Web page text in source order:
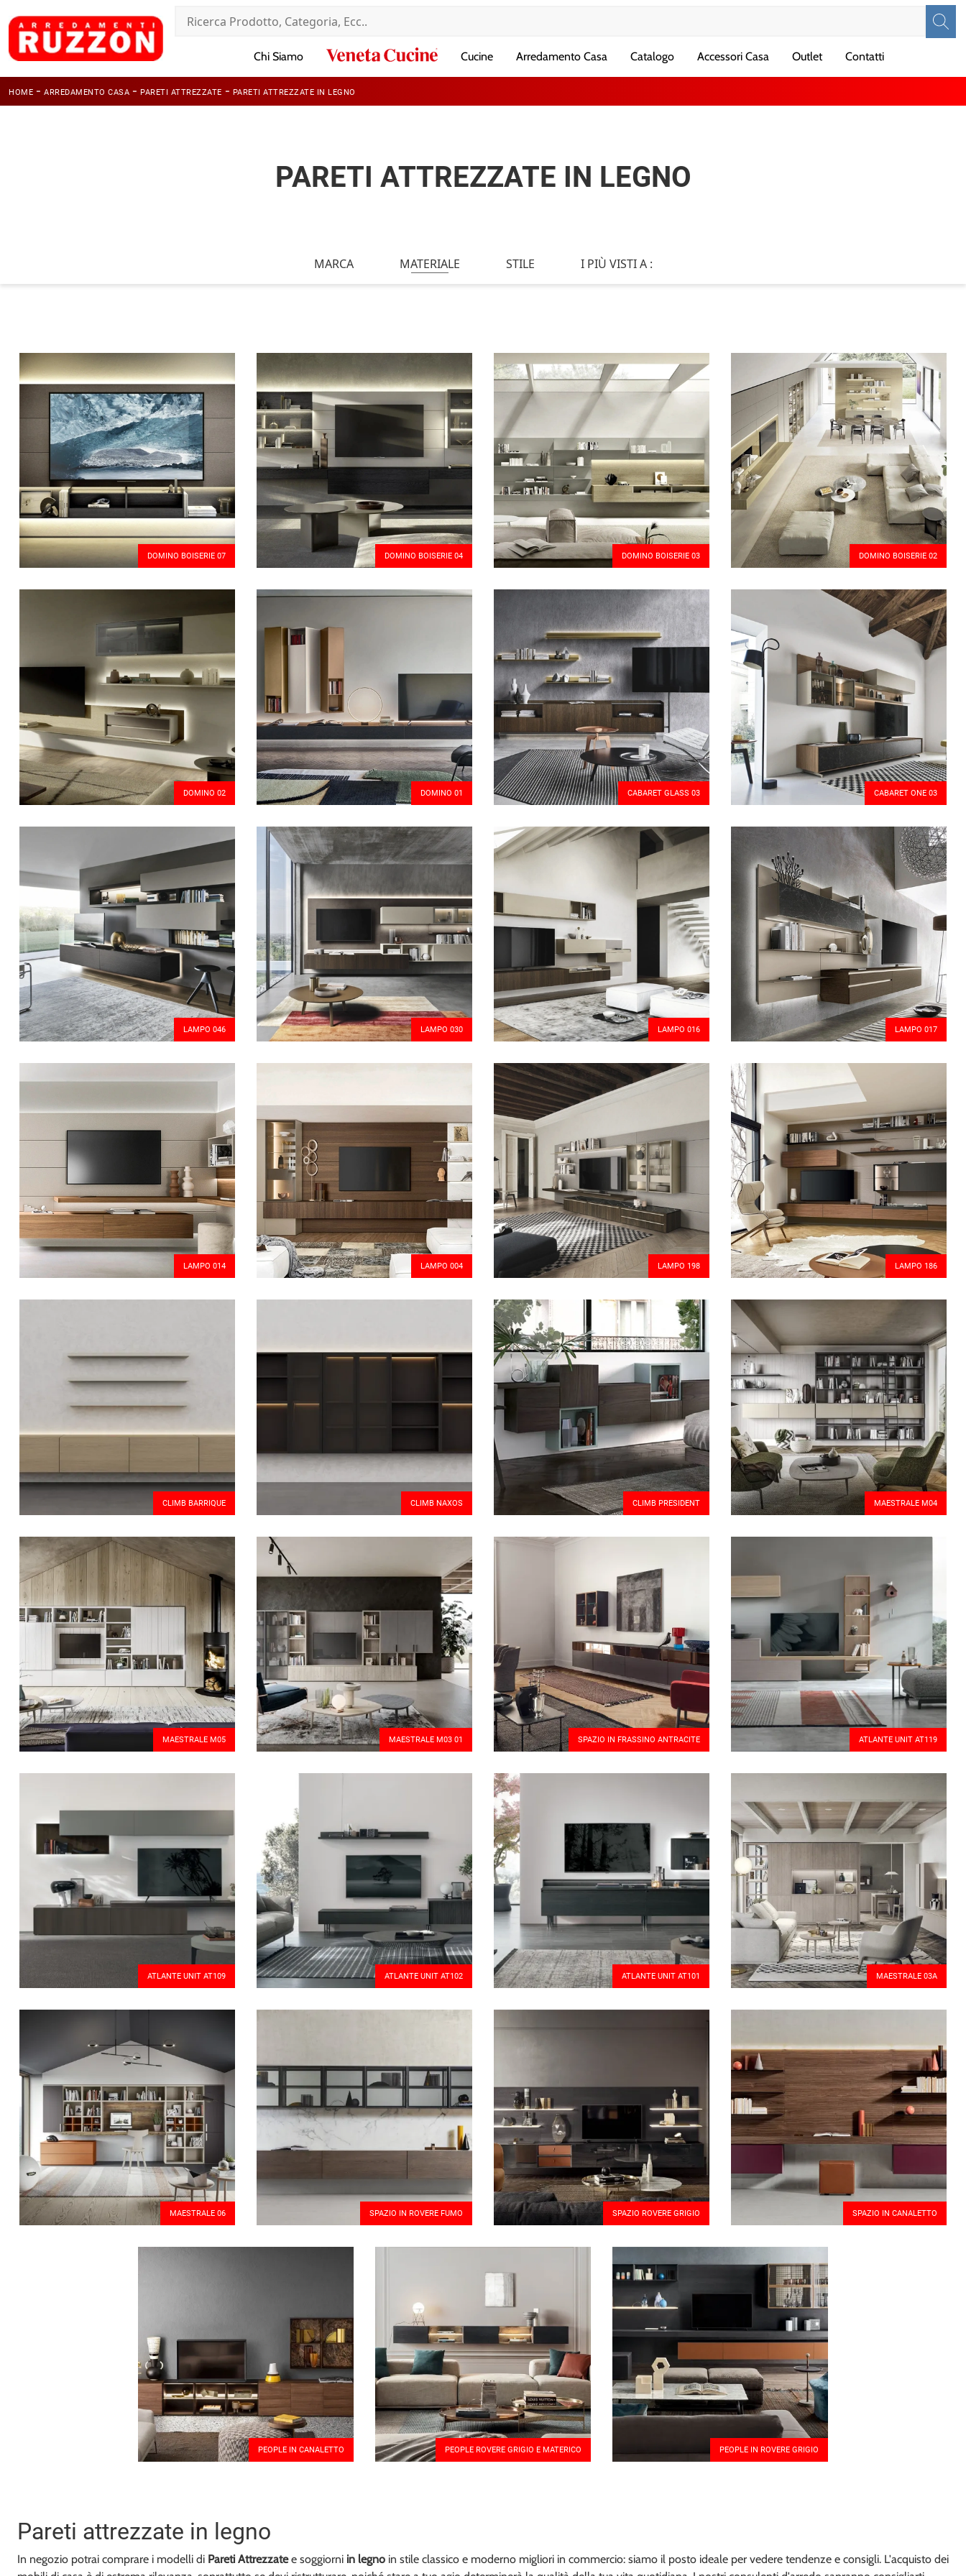
Chi Siamo
VenetaCucine Arredamento Casa Catalogo Accessori Casa Outlet Contatti
HOME - ARREDAMENTO CASA - PARETI ATTREZZATE - PARETI ATTREZZATE IN LEGNO
PARETI ATTREZZATE IN LEGNO
MARCA MATERIALE STILE I PIÙ VISTI A :
DOMINO BOISERIE 07 DOMINO BOISERIE 04 DOMINO BOISERIE 03 DOMINO BOISERIE 02
DOMINO 02 DOMINO 01 CABARET GLASS 03 CABARET ONE 03
LAMPO 046 LAMPO 030 LAMPO 016 LAMPO 017
LAMPO 014 LAMPO 004 LAMPO 198 LAMPO 186
CLIMB BARRIQUE CLIMB NAXOS CLIMB PRESIDENT MAESTRALE M04
MAESTRALE M05 MAESTRALE M03 01 SPAZIO IN FRASSINO ANTRACITE ATLANTE UNIT AT119
ATLANTE UNIT AT109 ATLANTE UNIT AT102 ATLANTE UNIT AT101 MAESTRALE 03A
MAESTRALE 06 SPAZIO IN ROVERE FUMO SPAZIO ROVERE GRIGIO SPAZIO IN CANALETTO
PEOPLE IN CANALETTO PEOPLE ROVERE GRIGIO E MATERICO PEOPLE IN ROVERE GRIGIO
Pareti attrezzate in legno
In negozio potrai comprare i modelli di Pareti Attrezzatee soggiorni in legno in stile classico e moderno migliori in commercio: siamo il posto ideale per vedere tendenze e consigli. L'acquisto dei